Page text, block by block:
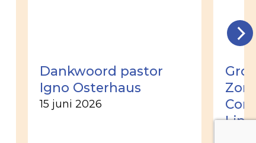
Dankwoord pastor
Igno Osterhaus
15 juni 2026